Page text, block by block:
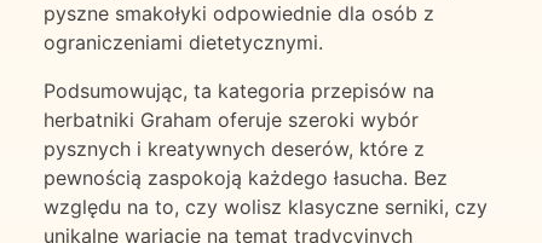
pyszne smakołyki odpowiednie dla osób z
ograniczeniami dietetycznymi.
Podsumowując, ta kategoria przepisów na
herbatniki Graham oferuje szeroki wybór
pysznych i kreatywnych deserów, które z
pewnością zaspokoją każdego łasucha. Bez
względu na to, czy wolisz klasyczne serniki, czy
unikalne wariacje na temat tradycyjnych